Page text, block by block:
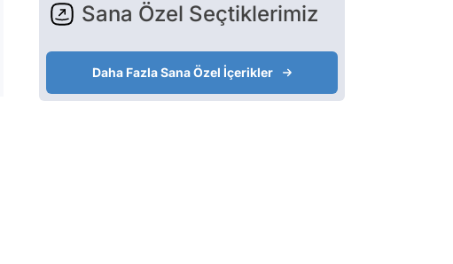
Sana Özel Seçtiklerimiz
Daha Fazla Sana Özel İçerikler